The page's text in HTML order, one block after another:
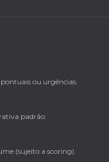
ou urgências.
padrão.
(sujeito a scoring).